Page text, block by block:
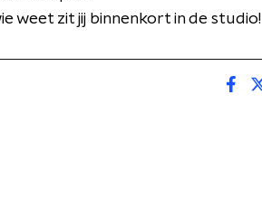
weet zit jij binnenkort in de studio!